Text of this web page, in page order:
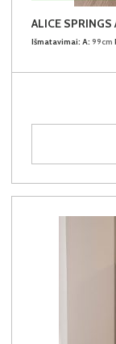
ALICE
Išmatavimai: A: 99cm